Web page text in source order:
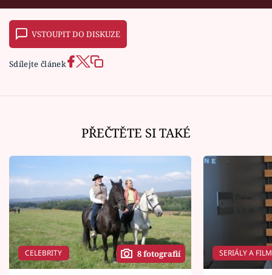
VSTOUPIT DO DISKUZE
Sdílejte článek
PŘEČTĚTE SI TAKÉ
CELEBRITY 8 fotografií SERIÁLY A